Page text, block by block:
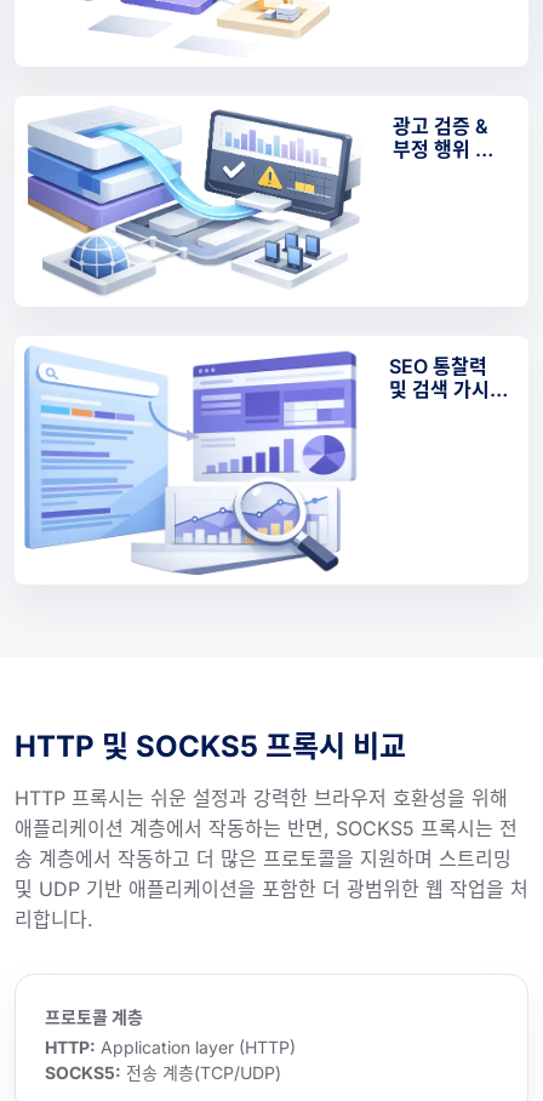
광고 검증 &
부정 행위 방
SEO 통찰력
및 검색 가시성
HTTP 및 SOCKS5 프록시 비교
HTTP 프록시는 쉬운 설정과 강력한 브라우저 호환성을 위해
애플리케이션 계층에서 작동하는 반면, SOCKS5 프록시는 전
송 계층에서 작동하고 더 많은 프로토콜을 지원하며 스트리밍
및 UDP 기반 애플리케이션을 포함한 더 광범위한 웹 작업을 처
리합니다.
프로토콜 계층
HTTP: Application layer (HTTP)
SOCKS5: 전송 계층(TCP/UDP)